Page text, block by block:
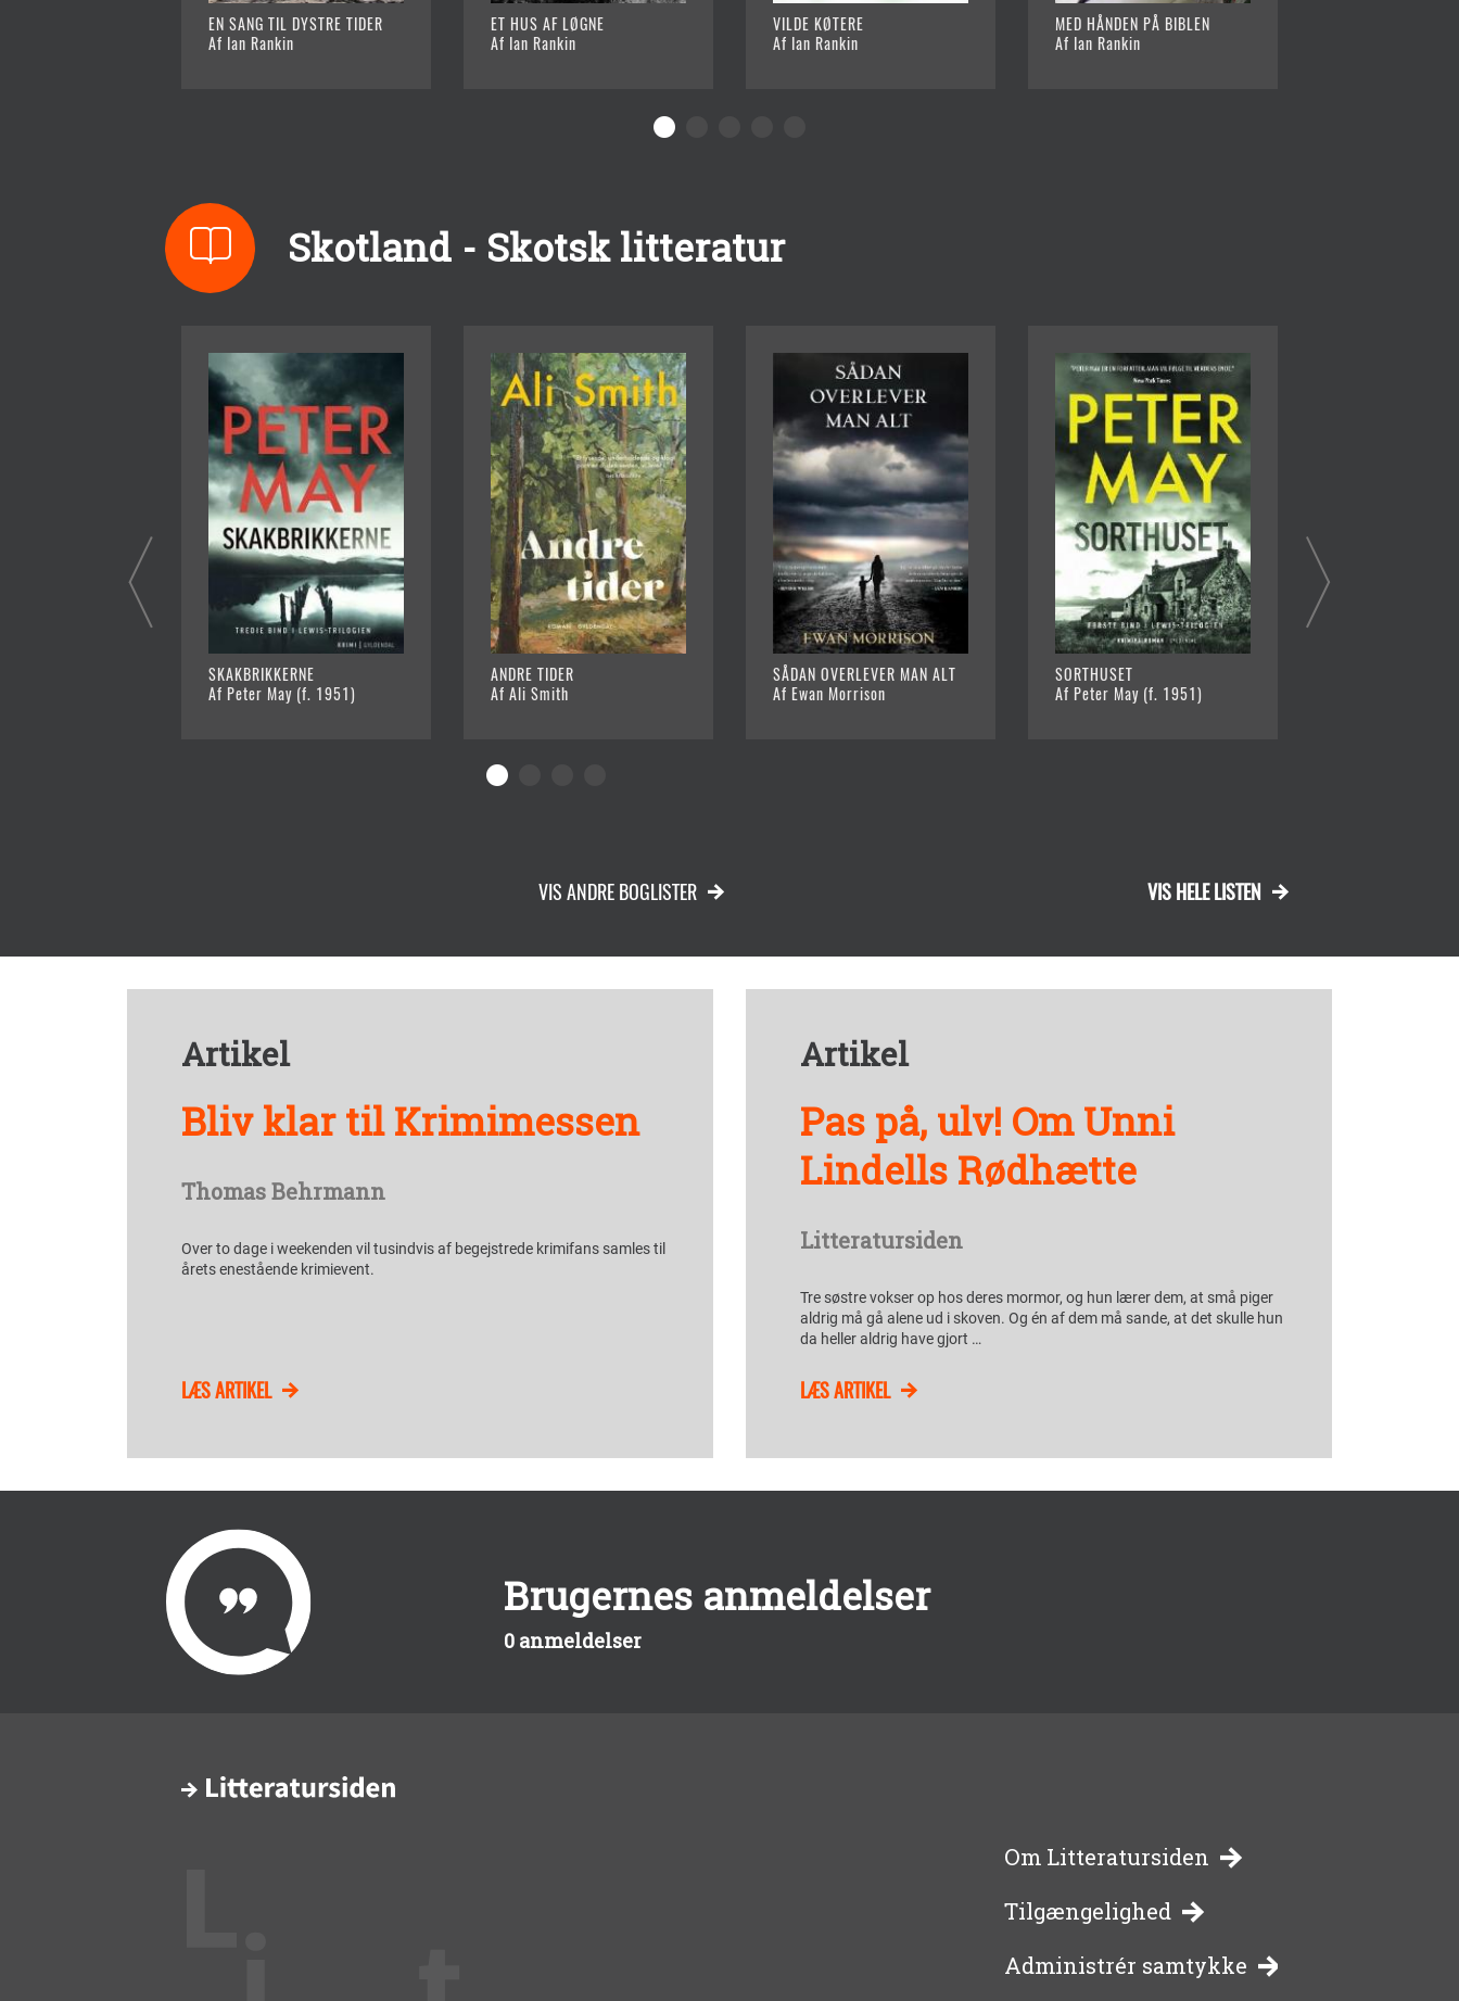
EN SANG TIL DYSTRE TIDER
Af Ian Rankin
ET HUS AF LØGNE
Af Ian Rankin
VILDE KØTERE
Af Ian Rankin
MED HÅNDEN PÅ BIBLEN
Af Ian Rankin
Skotland - Skotsk litteratur
SKAKBRIKKERNE
Af Peter May (f. 1951)
ANDRE TIDER
Af Ali Smith
SÅDAN OVERLEVER MAN ALT
Af Ewan Morrison
SORTHUSET
Af Peter May (f. 1951)
VIS HELE LISTEN
VIS ANDRE BOGLISTER
Artikel
Bliv klar til Krimimessen
Thomas Behrmann
Over to dage i weekenden vil tusindvis af begejstrede krimifans samles til
årets enestående krimievent.
LÆS ARTIKEL
Artikel
Pas på, ulv! Om Unni
Lindells Rødhætte
Litteratursiden
Tre søstre vokser op hos deres mormor, og hun lærer dem, at små piger
aldrig må gå alene ud i skoven. Og én af dem må sande, at det skulle hun
da heller aldrig have gjort …
LÆS ARTIKEL
Brugernes anmeldelser
0 anmeldelser
-
bibliotekernes
Om Litteratursiden
Tilgængelighed
Administrér samtykke